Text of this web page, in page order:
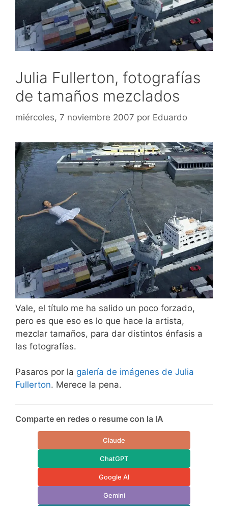
Julia Fullerton, fotografías
de tamaños mezclados
miércoles, 7 noviembre 2007 por Eduardo
Vale, el título me ha salido un poco forzado,
pero es que eso es lo que hace la artista,
mezclar tamaños, para dar distintos énfasis a
las fotografías.
Pasaros por la galería de imágenes de Julia
Fullerton. Merece la pena.
Comparte en redes o resume con la IA
Claude
ChatGPT
Google AI
Gemini